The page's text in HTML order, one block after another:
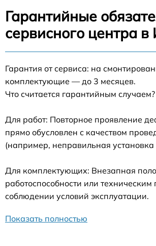
Гарантийные
сервисного центра
Гарантия от сервиса: на
комплектующие — до 3 месяцев.
Что считается гарантийным случаем?
Для работ: Повторное проявление
прямо обусловлен с качеством
(например, неправильная установка
Для комплектующих: Внезапная
работоспособности или
соблюдении условий эксплуатации.
Показать полностью